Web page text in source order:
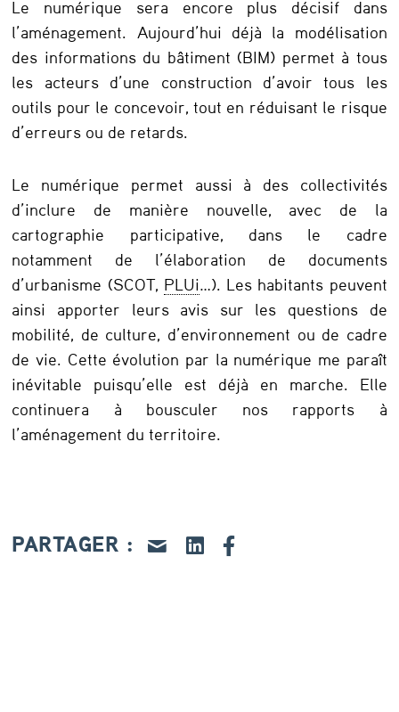
s
y
n
e
g
i
e
s
e
n
t
r
e
e
Le numérique sera encore plus décisif dans
l’aménagement. Aujourd’hui déjà la modélisation
des informations du bâtiment (BIM) permet à tous
les acteurs d’une construction d’avoir tous les
outils pour le concevoir, tout en réduisant le risque
d’erreurs ou de retards.
Le numérique permet aussi à des collectivités
d’inclure de manière nouvelle, avec de la
cartographie participative, dans le cadre
notamment de l’élaboration de documents
d’urbanisme (SCOT, PLUi…). Les habitants peuvent
ainsi apporter leurs avis sur les questions de
mobilité, de culture, d’environnement ou de cadre
de vie. Cette évolution par la numérique me paraît
inévitable puisqu’elle est déjà en marche. Elle
continuera à bousculer nos rapports à
l’aménagement du territoire.
PARTAGER :